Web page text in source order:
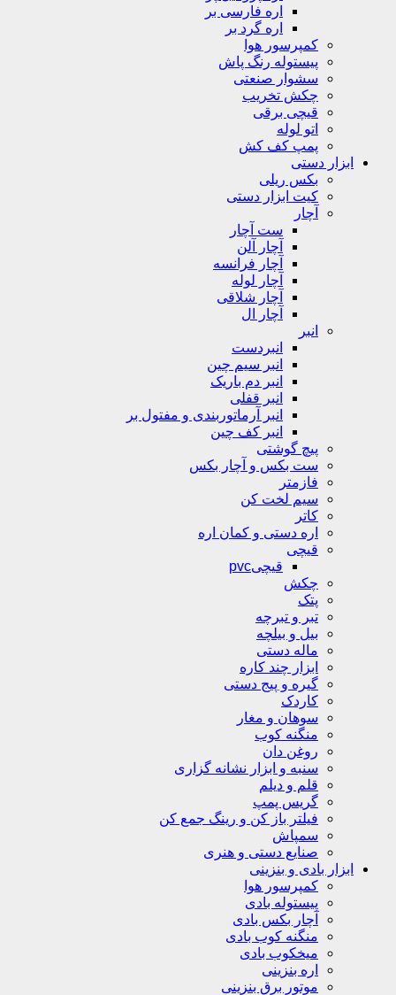
اره فارسی بر
اره گرد بر
کمپرسور هوا
پیستوله رنگ پاش
سشوار صنعتی
چکش تخریب
قیچی برقی
اتو لوله
پمپ کف کش
ابزار دستی
بکس ریلی
کیت ابزار دستی
آچار
ست آچار
آچار آلن
آچار فرانسه
آچار لوله
آچار شلاقی
آچار ال
انبر
انبردست
انبر سیم چین
انبر دم باریک
انبر قفلی
انبر آرماتوربندی و مفتول بر
انبر کف چین
پیچ گوشتی
ست بکس و آچار بکس
فازمتر
سیم لخت کن
کاتر
اره دستی و کمان اره
قیچی
قیچیpvc
چکش
پتک
تبر و تبرچه
بیل و بیلچه
ماله دستی
ابزار چند کاره
گیره و پیج دستی
کاردک
سوهان و مغار
منگنه کوب
روغن دان
سنبه و ابزار نشانه گزاری
قلم و دیلم
گریس پمپ
فیلتر باز کن و رینگ جمع کن
سمپاش
صنایع دستی و هنری
ابزار بادی و بنزینی
کمپرسور هوا
پیستوله بادی
آچار بکس بادی
منگنه کوب بادی
میخکوب بادی
اره بنزینی
موتور برق بنزینی